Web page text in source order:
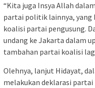
“Kita juga Insya Allah
partai politik lainnya, yang
koalisi partai pengusung.
undang ke Jakarta dalam
tambahan partai koalisi
Olehnya, lanjut Hidayat,
melakukan deklarasi